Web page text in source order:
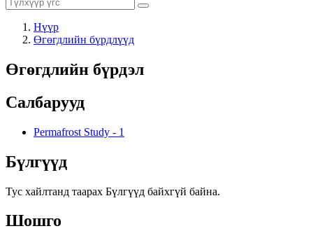
Нүүр
Өгөгдлийн бүрдлүүд
Өгөгдлийн бүрдэл
Салбарууд
Permafrost Study - 1
Бүлгүүд
Тус хайлтанд таарах Бүлгүүд байхгүй байна.
Шошго